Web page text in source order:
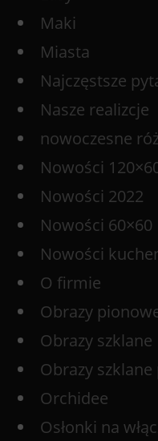
Maki
Miasta
Najczęstsze
Nasze realizcje
nowoczesne
Nowości
Nowości 2022
Nowości 60×60
Nowości
O firmie
Obrazy
Obrazy szklane
Obrazy
Orchidee
Osłonki na